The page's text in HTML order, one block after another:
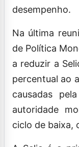
desempenho.
Na última
de Política
a reduzir a
percentual ao
causadas
autoridade
ciclo de baixa,